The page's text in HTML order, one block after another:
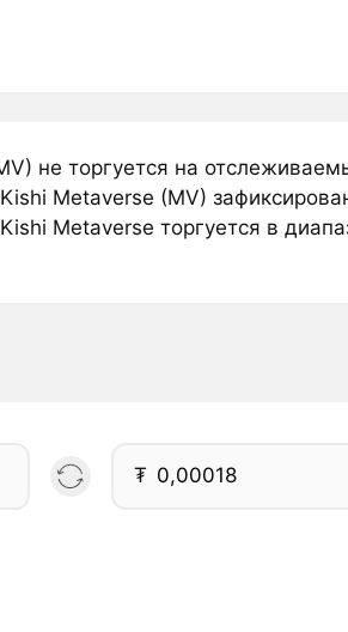
не торгуется на
Metaverse (MV)
Metaverse торгуется в
₮